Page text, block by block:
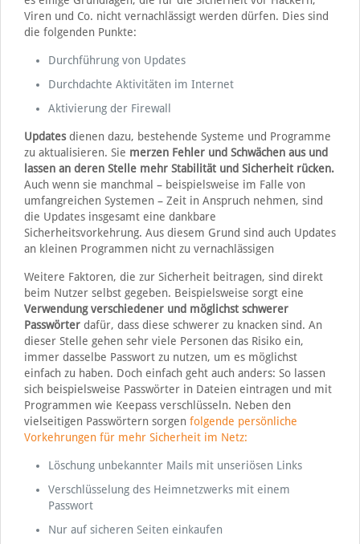
Viren und Co. nicht vernachlässigt werden dürfen. Dies sind
die folgenden Punkte:
Durchführung von Updates
Durchdachte Aktivitäten im Internet
Aktivierung der Firewall
Updatesdienen dazu, bestehende Systeme und Programme
zu aktualisieren. Sie merzen Fehler und Schwächen aus und
lassen an deren Stelle mehr Stabilität und Sicherheit rücken.
Auch wenn sie manchmal – beispielsweise im Falle von
umfangreichen Systemen – Zeit in Anspruch nehmen, sind
die Updates insgesamt eine dankbare
Sicherheitsvorkehrung. Aus diesem Grund sind auch Updates
an kleinen Programmen nicht zu vernachlässigen
Weitere Faktoren, die zur Sicherheit beitragen, sind direkt
beim Nutzer selbst gegeben. Beispielsweise sorgt eine
Verwendung verschiedener und möglichst schwerer
Passwörterdafür, dass diese schwerer zu knacken sind. An
dieser Stelle gehen sehr viele Personen das Risiko ein,
immer dasselbe Passwort zu nutzen, um es möglichst
einfach zu haben. Doch einfach geht auch anders: So lassen
sich beispielsweise Passwörter in Dateien eintragen und mit
Programmen wie Keepass verschlüsseln. Neben den
vielseitigen Passwörtern sorgen folgende persönliche
Vorkehrungen für mehr Sicherheit im Netz:
Löschung unbekannter Mails mit unseriösen Links
Verschlüsselung des Heimnetzwerks mit einem
Passwort
Nur auf sicheren Seiten einkaufen